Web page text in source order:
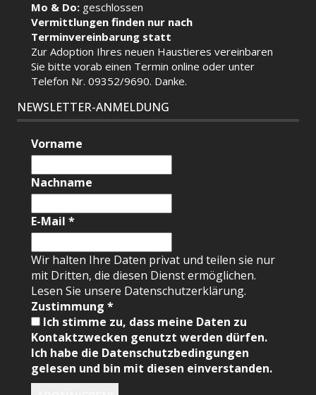
Mo & Do: geschlossen
Vermittlungen finden nur nach
Terminvereinbarung statt
Zur Adoption Ihres neuen Haustieres vereinbaren
Sie bitte vorab einen Terminonline oder unter
Telefon Nr. 09352/9690. Danke.
NEWSLETTER-ANMELDUNG
Vorname
Nachname
E-Mail*
Wir halten Ihre Daten privat und teilen sie nur
mit Dritten, die diesen Dienst ermöglichen.
Lesen Sie unsere Datenschutzerklärung.
Zustimmung*
Ich stimme zu, dass meine Daten zu
Kontaktzwecken genutzt werden dürfen.
Ich habe die Datenschutzbedingungen
gelesen und bin mit diesen einverstanden.